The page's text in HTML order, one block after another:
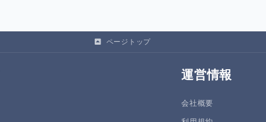
ページトップ
運営情報
会社概要